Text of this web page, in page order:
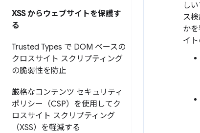
XSS からウェブサイトを保護す
る
Trusted Types で DOM ベースの
クロスサイト スクリプティング
の脆弱性を防止
厳格なコンテンツ セキュリティ
ポリシー（CSP）を使用してク
ロスサイト スクリプティング
（XSS）を軽減する
し
ス
か
イ